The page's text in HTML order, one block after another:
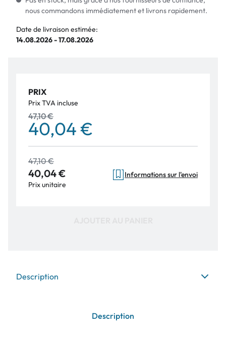
nous commandons immédiatement et livrons rapidement.
Date de livraison estimée:
14.08.2026 - 17.08.2026
PRIX
Prix TVA incluse
47,10 €
40,04 €
47,10 €
40,04 €
Prix unitaire
Informations sur l'envoi
Description
Description